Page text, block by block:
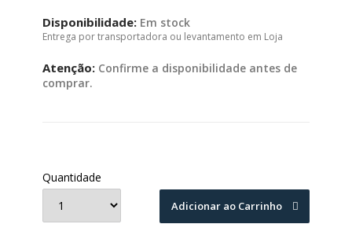
Disponibilidade: Em stock
Entrega por transportadora ou levantamento em Loja
Atenção: Confirme a disponibilidade antes de
comprar.
Quantidade
Adicionar ao Carrinho